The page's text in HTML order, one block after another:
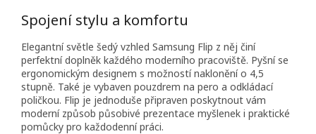
Spojení stylu a komfortu
Elegantní světle šedý vzhled Samsung Flip z něj činí
perfektní doplněk každého moderního pracoviště. Pyšní se
ergonomickým designem s možností naklonění o 4,5
stupně. Také je vybaven pouzdrem na pero a odkládací
poličkou. Flip je jednoduše připraven poskytnout vám
moderní způsob působivé prezentace myšlenek i praktické
pomůcky pro každodenní práci.